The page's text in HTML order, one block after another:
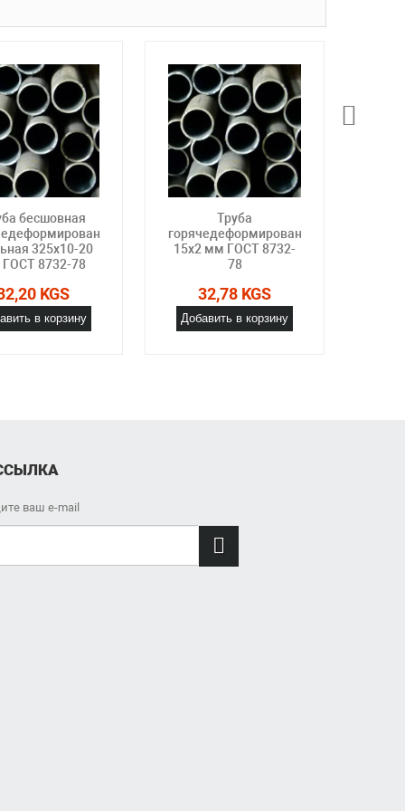
бесшовная
325х10-20
8732-78
KGS
в корзину
Труба
горячедеформированная
15х2 мм ГОСТ 8732-
78
32,78 KGS
Добавить в корзину
ваш e-mail
